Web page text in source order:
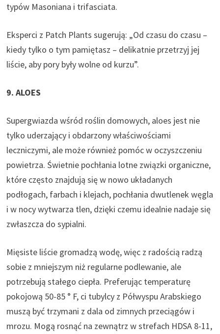
typów Masoniana i trifasciata.
Eksperci z Patch Plants sugerują: „Od czasu do czasu –
kiedy tylko o tym pamiętasz – delikatnie przetrzyj jej
liście, aby pory były wolne od kurzu”.
9. ALOES
Supergwiazda wśród roślin domowych, aloes jest nie
tylko uderzający i obdarzony właściwościami
leczniczymi, ale może również pomóc w oczyszczeniu
powietrza. Świetnie pochłania lotne związki organiczne,
które często znajdują się w nowo układanych
podłogach, farbach i klejach, pochłania dwutlenek węgla
i w nocy wytwarza tlen, dzięki czemu idealnie nadaje się
zwłaszcza do sypialni.
Mięsiste liście gromadzą wodę, więc z radością radzą
sobie z mniejszym niż regularne podlewanie, ale
potrzebują stałego ciepła. Preferując temperaturę
pokojową 50-85 ° F, ci tubylcy z Półwyspu Arabskiego
muszą być trzymani z dala od zimnych przeciągów i
mrozu. Mogą rosnąć na zewnątrz w strefach HDSA 8-11,